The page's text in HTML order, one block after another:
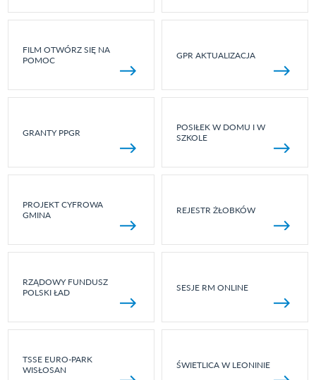
FILM OTWÓRZ SIĘ NA
POMOC
GPR AKTUALIZACJA
GRANTY PPGR
POSIŁEK W DOMU I W
SZKOLE
PROJEKT CYFROWA
GMINA
REJESTR ŻŁOBKÓW
RZĄDOWY FUNDUSZ
POLSKI ŁAD
SESJE RM ONLINE
TSSE EURO-PARK
WISŁOSAN
ŚWIETLICA W LEONINIE